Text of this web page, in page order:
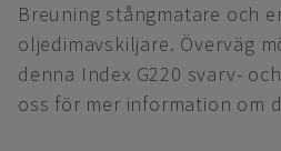
Breuning stångmatare och
oljedimavskiljare. Överväg
denna Index G220 svarv-
oss för mer information om